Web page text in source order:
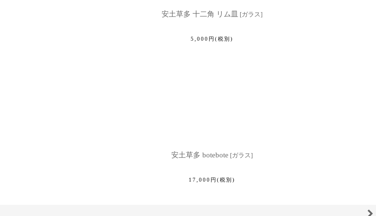
安土草多 十二角 リム皿 [ガラス]
5,000 円 (税別)
安土草多 botebote [ガラス]
17,000 円 (税別)